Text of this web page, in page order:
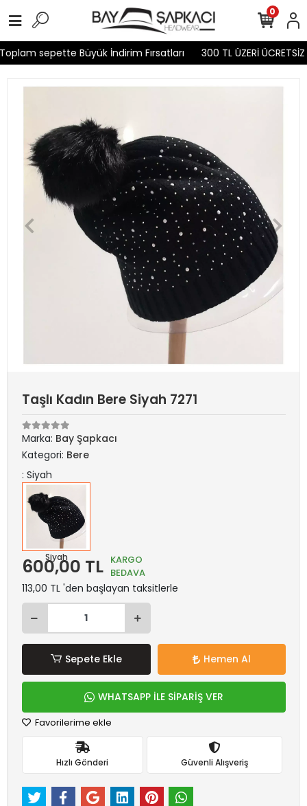
sepette Büyük İndirim Fırsatları 300 TL ÜZERİ ÜCRETSİZ
0
Taşlı Kadın Bere Siyah 7271
Marka: Bay Şapkacı
Kategori: Bere
: Siyah
Siyah
600,00 TL KARGO
BEDAVA
113,00 TL 'den başlayan taksitlerle
Sepete Ekle Hemen Al
WHATSAPP İLE SİPARİŞ VER
Favorilerime ekle
Hızlı Gönderi Güvenli Alışveriş